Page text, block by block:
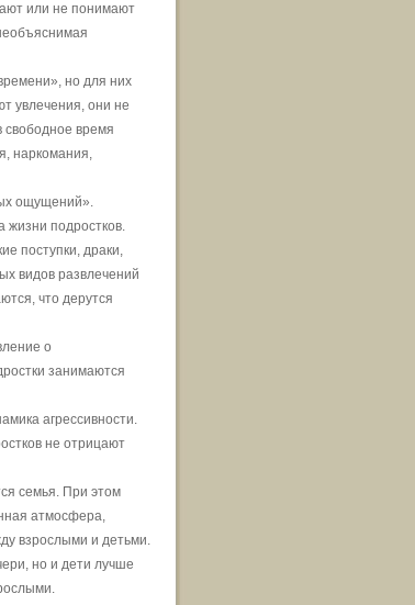
или не понимают
но для них
увлечения, они не
свободное время
наркомания,
ощущений».
жизни подростков.
поступки, драки,
видов развлечений
что дерутся
о
занимаются
агрессивности.
не отрицают
семья. При этом
атмосфера,
взрослыми и детьми.
но и дети лучше